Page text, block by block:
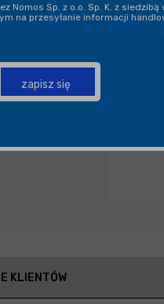
-
KLIENTÓW
Nomos Sp. z o.o. Sp. K. z siedzibą
na przesyłanie informacji
zapisz się